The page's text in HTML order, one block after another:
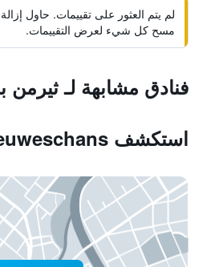
لم يتم العثور على تقييمات. حاول
مسح كل شيء لعرض التقييمات.
فنادق مشابهة لـ ثيرمن
استكشف Nieuweschans